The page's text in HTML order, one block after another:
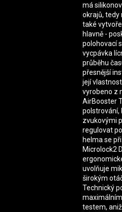
má
okrajů, tedy
také
hlavně -
polohovací
vycpávka
průběhu
přesnější
její
vyrobeno z
AirBooster
polstrování,
zvukovými
regulovat
helma se
Microlock2
uvolňuje
širokým
Technický
testem,